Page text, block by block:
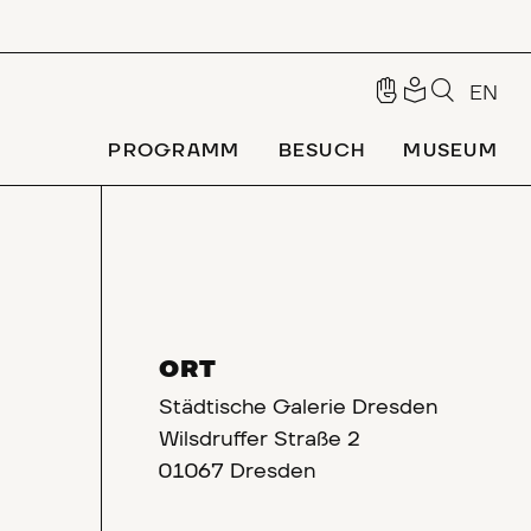
EN
PROGRAMM BESUCH MUSEUM
ORT
Städtische Galerie Dresden
Wilsdruffer Straße 2
01067 Dresden